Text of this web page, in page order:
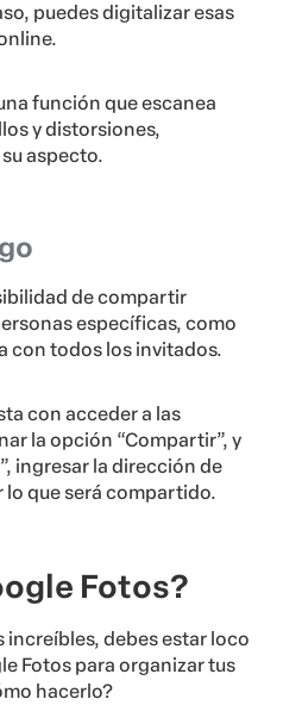
puedes digitalizar esas
función que escanea
y distorsiones,
aspecto.
de compartir
específicas, como
con todos los invitados.
con acceder a las
la opción “Compartir”, y
ingresar la dirección de
lo que será compartido.
Fotos?
debes estar loco
Fotos para organizar tus
hacerlo?